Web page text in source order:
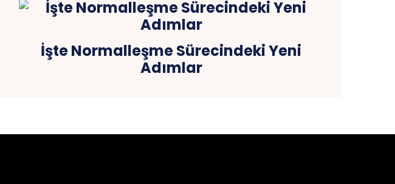
İşte Normalleşme Sürecindeki Yeni
Adımlar